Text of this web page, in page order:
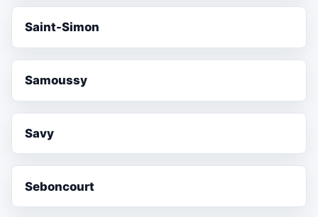
Saint-Simon
Samoussy
Savy
Seboncourt